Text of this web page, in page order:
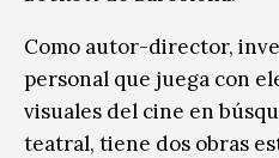
Como autor-director,
personal que juega con
visuales del cine en
teatral, tiene dos obras